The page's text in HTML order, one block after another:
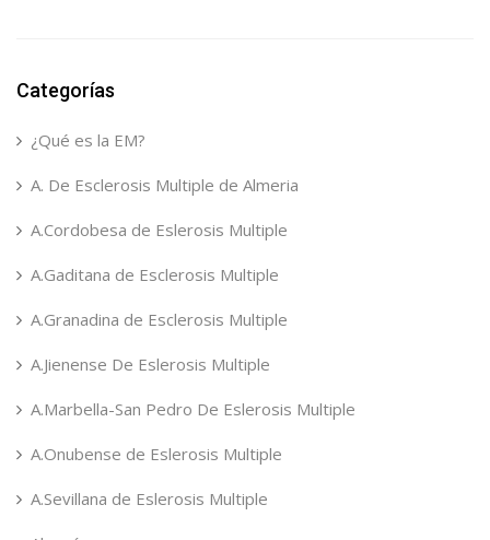
Categorías
¿Qué es la EM?
A. De Esclerosis Multiple de Almeria
A.Cordobesa de Eslerosis Multiple
A.Gaditana de Esclerosis Multiple
A.Granadina de Esclerosis Multiple
A.Jienense De Eslerosis Multiple
A.Marbella-San Pedro De Eslerosis Multiple
A.Onubense de Eslerosis Multiple
A.Sevillana de Eslerosis Multiple